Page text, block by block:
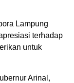
Lampung
terhadap
untuk
Arinal,